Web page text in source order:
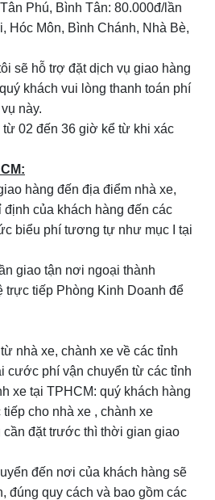
Phú, Bình Tân: 80.000đ/lần
Hóc Môn, Bình Chánh, Nhà Bè,
sẽ hỗ trợ đặt dịch vụ giao hàng
khách vui lòng thanh toán phí
này.
02 đến 36 giờ kể từ khi xác
hàng đến địa điểm nhà xe,
của khách hàng đến các
biểu phí tương tự như mục I tại
giao tận nơi ngoại thành
trực tiếp Phòng Kinh Doanh để
nhà xe, chành xe về các tỉnh
cước phí vận chuyển từ các tỉnh
xe tại TPHCM: quý khách hàng
cho nhà xe , chành xe
cần đặt trước thì thời gian giao
đến nơi của khách hàng sẽ
đúng quy cách và bao gồm các